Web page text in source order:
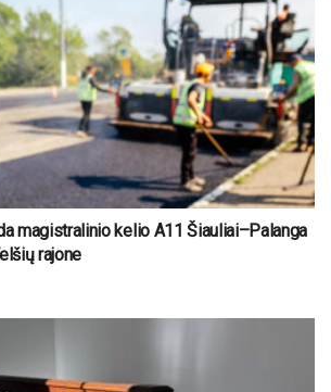
magistralinio kelio A11 Šiauliai–Palanga
rajone